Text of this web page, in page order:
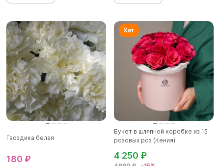
Гвоздика белая
180 ₽
Букет в шляпной коробке из 15
розовых роз (Кения)
4 250 ₽